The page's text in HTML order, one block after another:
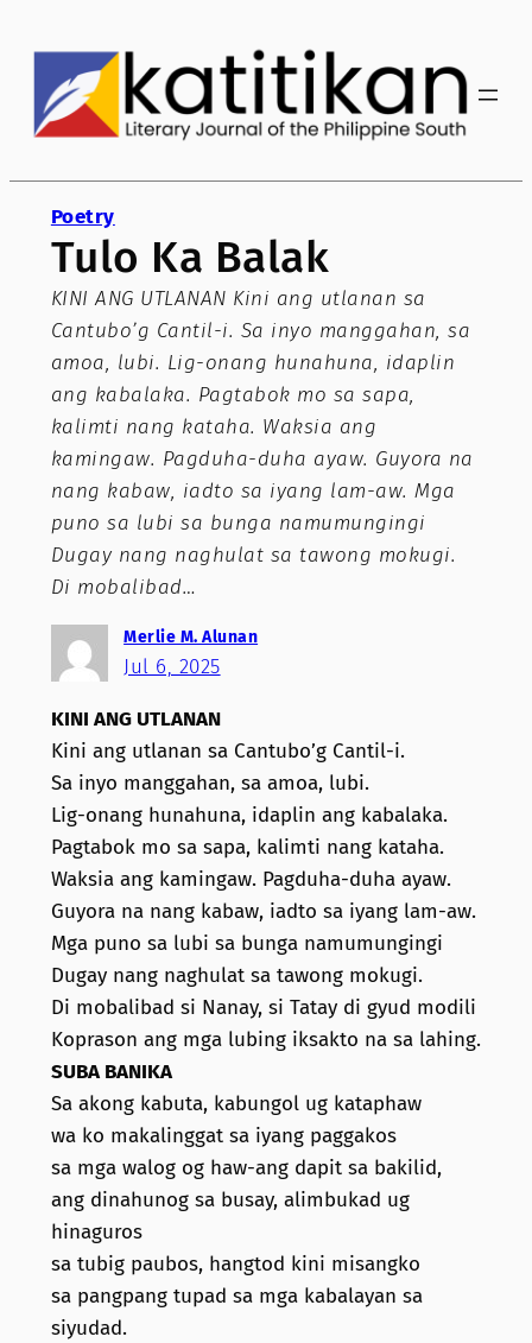
content
Poetry
Tulo Ka Balak
KINI ANG UTLANAN Kini ang utlanan sa
Cantubo’g Cantil-i. Sa inyo manggahan, sa
amoa, lubi. Lig-onang hunahuna, idaplin
ang kabalaka. Pagtabok mo sa sapa,
kalimti nang kataha. Waksia ang
kamingaw. Pagduha-duha ayaw. Guyora na
nang kabaw, iadto sa iyang lam-aw. Mga
puno sa lubi sa bunga namumungingi
Dugay nang naghulat sa tawong mokugi.
Di mobalibad…
Merlie M. Alunan
Jul 6, 2025
KINI ANG UTLANAN
Kini ang utlanan sa Cantubo’g Cantil-i.
Sa inyo manggahan, sa amoa, lubi.
Lig-onang hunahuna, idaplin ang kabalaka.
Pagtabok mo sa sapa, kalimti nang kataha.
Waksia ang kamingaw. Pagduha-duha ayaw.
Guyora na nang kabaw, iadto sa iyang lam-aw.
Mga puno sa lubi sa bunga namumungingi
Dugay nang naghulat sa tawong mokugi.
Di mobalibad si Nanay, si Tatay di gyud modili
Koprason ang mga lubing iksakto na sa lahing.
SUBA BANIKA
Sa akong kabuta, kabungol ug kataphaw
wa ko makalinggat sa iyang paggakos
sa mga walog og haw-ang dapit sa bakilid,
ang dinahunog sa busay, alimbukad ug
hinaguros
sa tubig paubos, hangtod kini misangko
sa pangpang tupad sa mga kabalayan sa
siyudad.